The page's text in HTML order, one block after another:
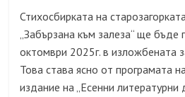
Стихосбирката на
„Забързана към залеза“ ще бъде
октомври 2025г. в изложбената
Това става ясно от програмата
издание на „Есенни литературни